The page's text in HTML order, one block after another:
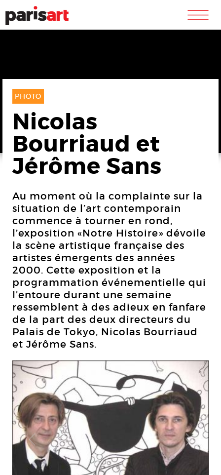
m
PHOTO
Nicolas
Bourriaud et
Jérôme Sans
Au moment où la complainte sur la
situation de l’art contemporain
commence à tourner en rond,
l’exposition «Notre Histoire» dévoile
la scène artistique française des
artistes émergents des années
2000. Cette exposition et la
programmation événementielle qui
l’entoure durant une semaine
ressemblent à des adieux en fanfare
de la part des deux directeurs du
Palais de Tokyo, Nicolas Bourriaud
et Jérôme Sans.